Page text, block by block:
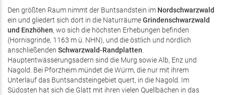
Den größten Raum nimmt der Buntsandstein im Nordschwarzwald
ein und gliedert sich dort in die NaturräumeGrindenschwarzwald
und Enzhöhen, wo sich die höchsten Erhebungen befinden
(Hornisgrinde, 1163 m ü. NHN), und die östlich und nördlich
anschließenden Schwarzwald-Randplatten.
Hauptentwässerungsadern sind die Murg sowie Alb, Enz und
Nagold. Bei Pforzheim mündet die Würm, die nur mit ihrem
Unterlauf das Buntsandsteingebiet quert, in die Nagold. Im
Südosten hat sich die Glatt mit ihren vielen Quellbächen in das